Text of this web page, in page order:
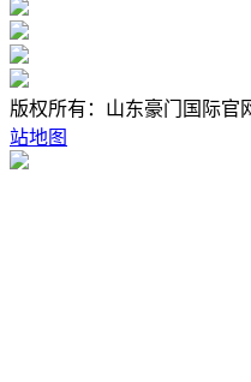
版权所有：山东豪门国际官
站地图